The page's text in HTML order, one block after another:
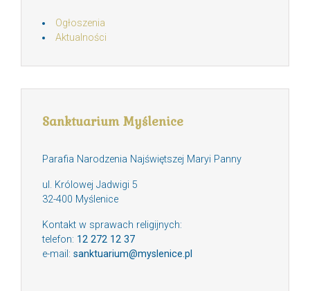
Ogłoszenia
Aktualności
Sanktuarium Myślenice
Parafia Narodzenia Najświętszej Maryi Panny
ul. Królowej Jadwigi 5
32-400 Myślenice
Kontakt w sprawach religijnych:
telefon: 12 272 12 37
e-mail: sanktuarium@myslenice.pl